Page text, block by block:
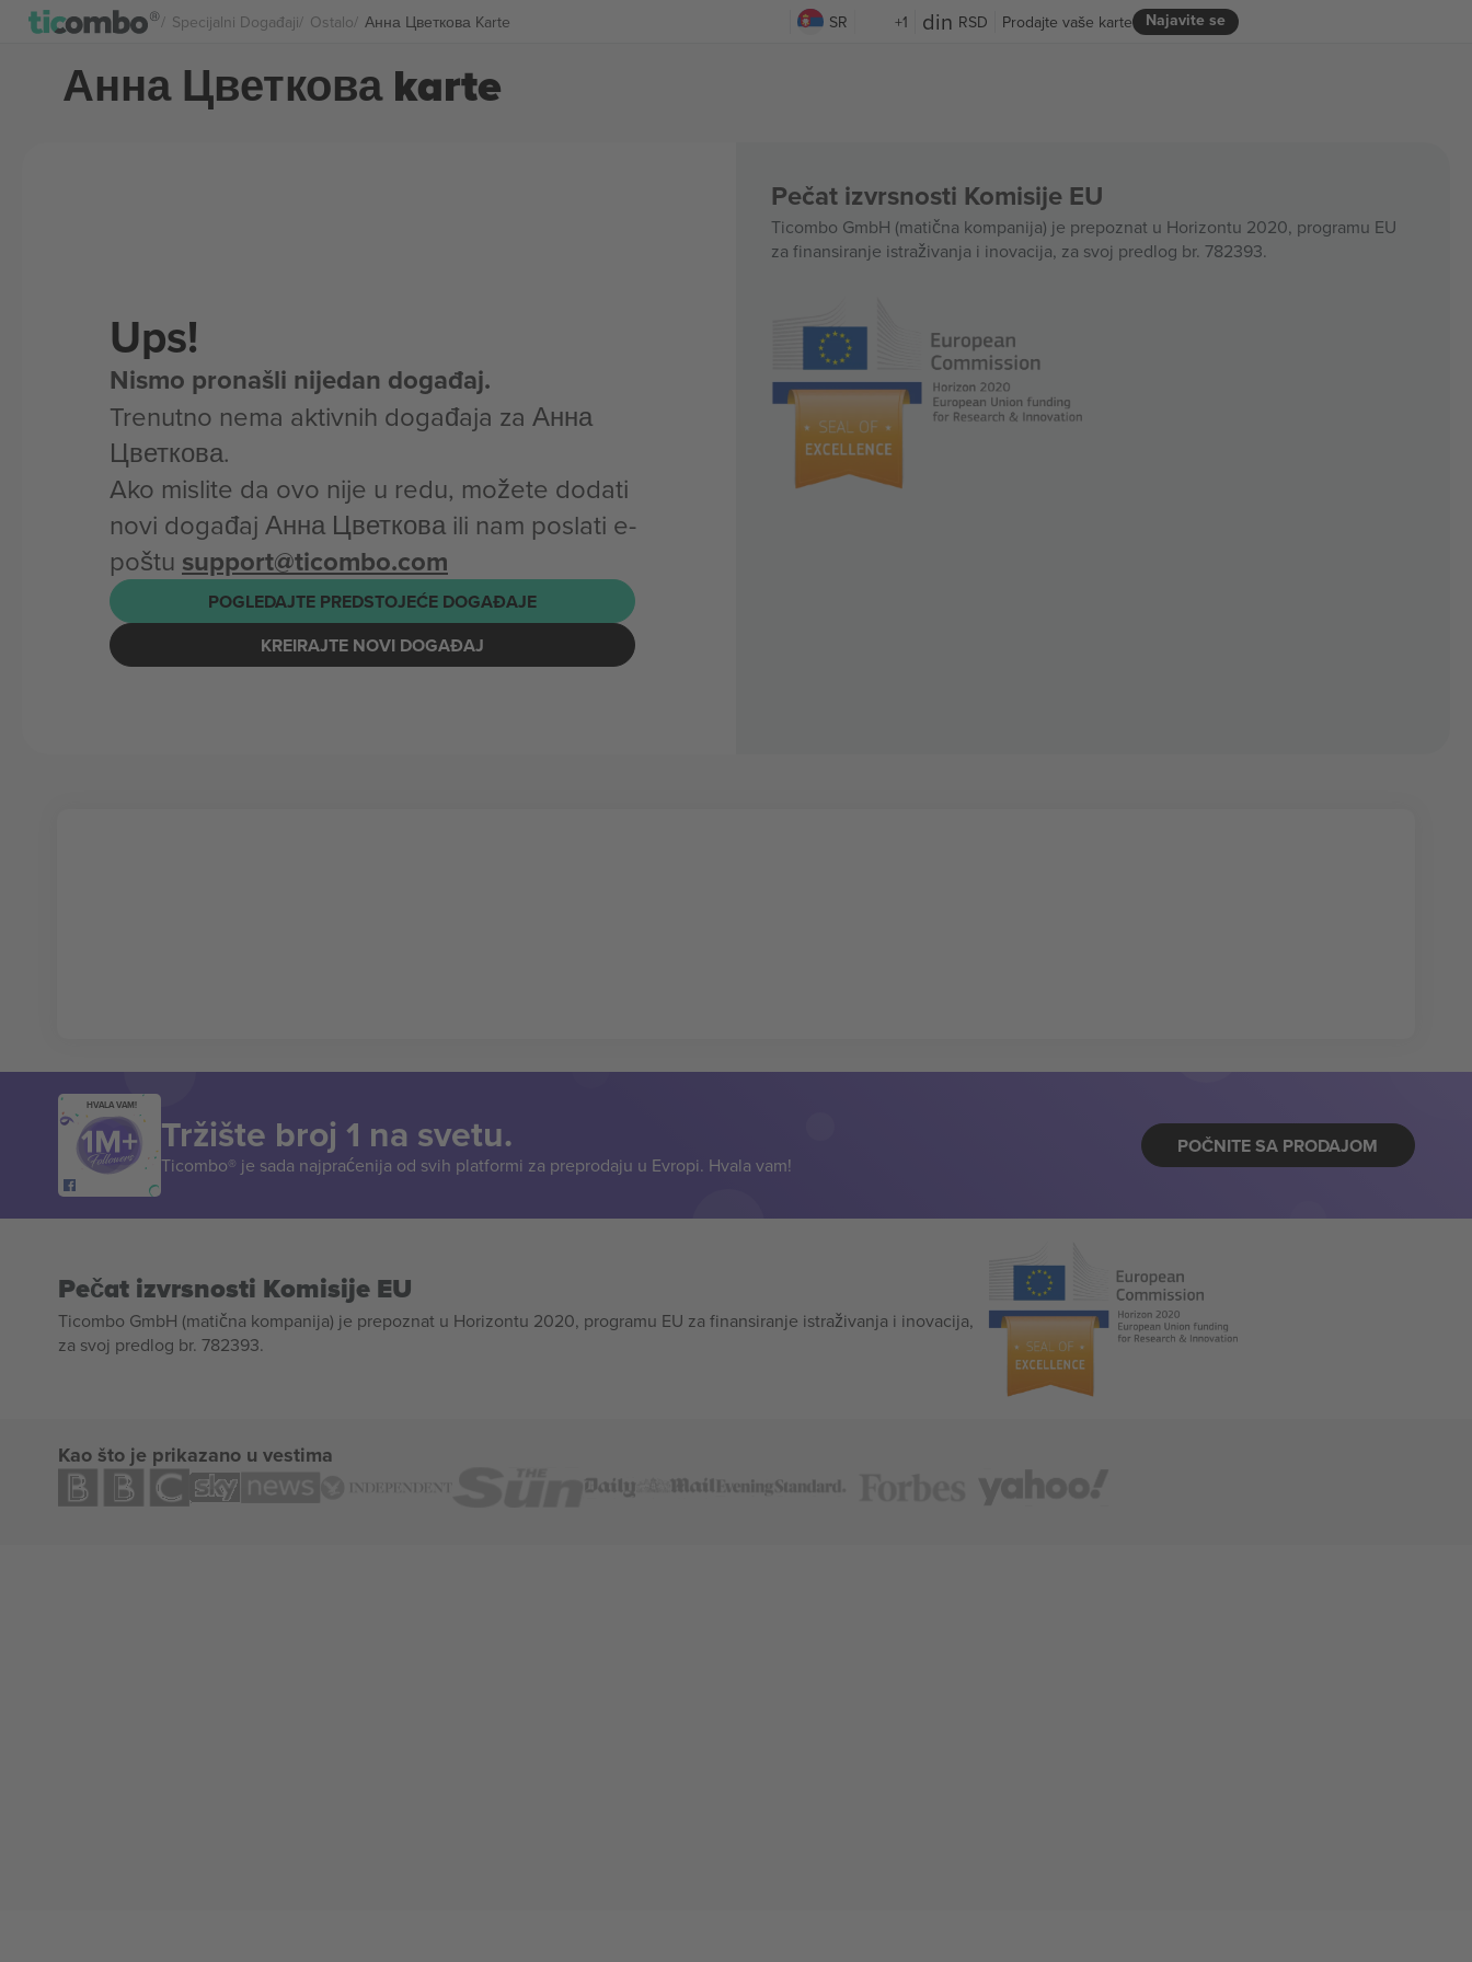
Specijalni Događaji Ostalo Анна Цветкова Karte SR +1 RSD Najavite se
Prodajte vaše karte
Анна Цветкова karte
Ups!
Nismo pronašli nijedan događaj.
Trenutno nema aktivnih događaja za Анна
Цветкова.
Ako mislite da ovo nije u redu, možete dodati
novi događaj Анна Цветкова ili nam poslati e-
poštu support@ticombo.com
POGLEDAJTE PREDSTOJEĆE DOGAĐAJE
KREIRAJTE NOVI DOGAĐAJ
Pečat izvrsnosti Komisije EU
Ticombo GmbH (matična kompanija) je prepoznat u Horizontu 2020, programu EU
za finansiranje istraživanja i inovacija, za svoj predlog br. 782393.
HVALA VAM!
Tržište broj 1 na svetu.
Ticombo® je sada najpraćenija od svih platformi za preprodaju u Evropi. Hvala vam!
POČNITE SA PRODAJOM
Pečat izvrsnosti Komisije EU
Ticombo GmbH (matična kompanija) je prepoznat u Horizontu 2020, programu EU za finansiranje istraživanja i inovacija,
za svoj predlog br. 782393.
Kao što je prikazano u vestima